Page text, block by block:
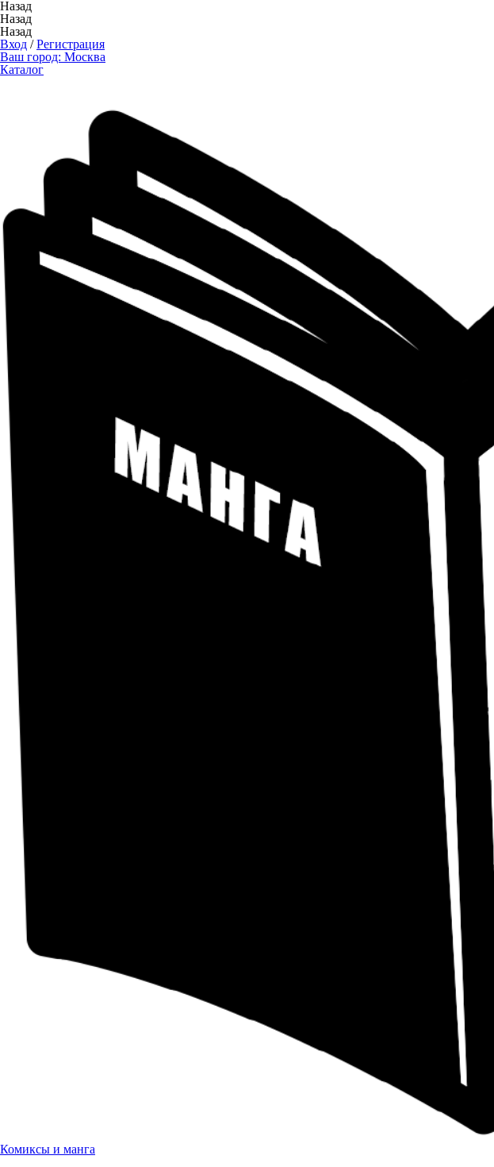
Назад
Назад
Назад
Вход /Регистрация
Ваш город: Москва
Каталог
Комиксы и манга